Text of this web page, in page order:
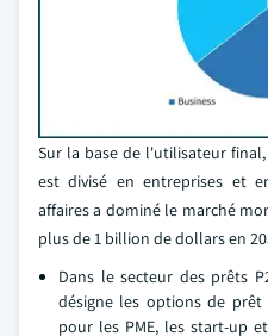
Sur la base de l'utilisateur
est divisé en entreprises et
affaires a dominé le marché
plus de 1 billion de dollars en
Dans le secteur des prêts
désigne les options de
pour les PME, les start-up